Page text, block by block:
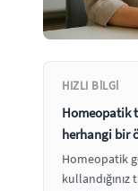
HIZLI BILGI
Homeopatik
herhangi bir
Homeopatik